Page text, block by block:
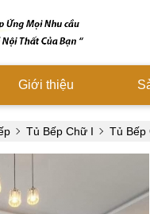
Giới thiệu
Tủ Bếp Chữ I Tủ Bếp